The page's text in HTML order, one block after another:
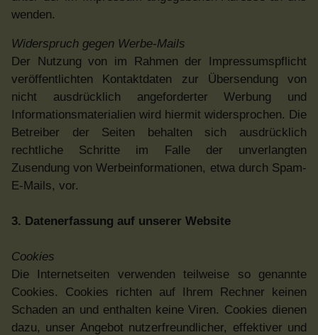
wenden.
Widerspruch gegen Werbe-Mails
Der Nutzung von im Rahmen der Impressumspflicht
veröffentlichten Kontaktdaten zur Übersendung von
nicht ausdrücklich angeforderter Werbung und
Informationsmaterialien wird hiermit widersprochen. Die
Betreiber der Seiten behalten sich ausdrücklich
rechtliche Schritte im Falle der unverlangten
Zusendung von Werbeinformationen, etwa durch Spam-
E-Mails, vor.
3. Datenerfassung auf unserer Website
Cookies
Die Internetseiten verwenden teilweise so genannte
Cookies. Cookies richten auf Ihrem Rechner keinen
Schaden an und enthalten keine Viren. Cookies dienen
dazu, unser Angebot nutzerfreundlicher, effektiver und